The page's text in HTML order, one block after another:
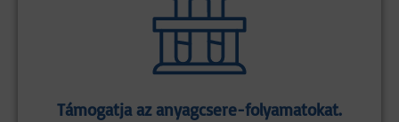
Támogatja az anyagcsere-folyamatokat.